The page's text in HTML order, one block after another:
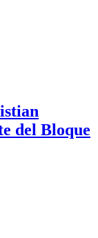
del Bloque